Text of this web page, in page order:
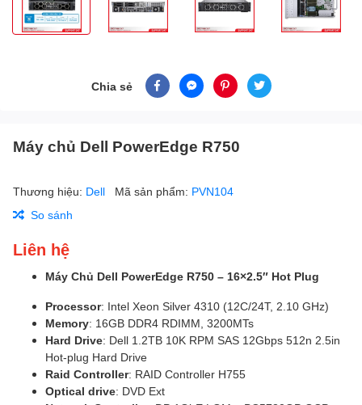
Chia sẻ
Máy chủ Dell PowerEdge R750
Thương hiệu: Dell Mã sản phẩm: PVN104
So sánh
Liên hệ
Máy Chủ Dell PowerEdge R750 – 16×2.5″ Hot Plug
Processor: Intel Xeon Silver 4310 (12C/24T, 2.10 GHz)
Memory: 16GB DDR4 RDIMM, 3200MTs
Hard Drive: Dell 1.2TB 10K RPM SAS 12Gbps 512n 2.5in
Hot-plug Hard Drive
Raid Controller: RAID Controller H755
Optical drive: DVD Ext